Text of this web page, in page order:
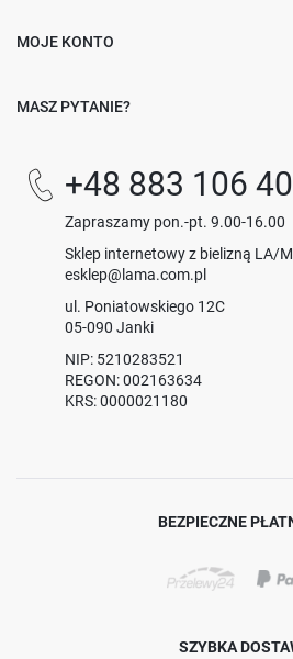
MOJE KONTO
MASZ PYTANIE?
+48 883 106
Zapraszamy pon.-pt. 9.00-16.00
Sklep internetowy z bielizną LA/
esklep@lama.com.pl
ul. Poniatowskiego 12C
05-090 Janki
NIP: 5210283521
REGON: 002163634
KRS: 0000021180
BEZPIECZNE
SZYBKA